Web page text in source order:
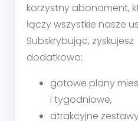
korzystny abonament,
łączy wszystkie nasze
Subskrybując, zyskujesz
dodatkowo:
gotowe plany
i tygodniowe,
atrakcyjne